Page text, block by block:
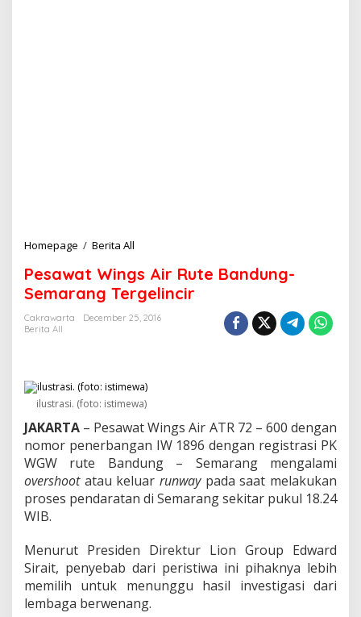
Homepage / Berita All
s
a
w
a
g
s
i
r
R
u
e
n
d
n
g
Pesawat Wings Air Rute Bandung-
Semarang Tergelincir
Cakrawarta
December 25, 2016
Berita All
ilustrasi. (foto: istimewa)
JAKARTA – Pesawat Wings Air ATR 72 – 600 dengan
nomor penerbangan IW 1896 dengan registrasi PK
WGW rute Bandung – Semarang mengalami
overshootatau keluar runwaypada saat melakukan
proses pendaratan di Semarang sekitar pukul 18.24
WIB.
Menurut Presiden Direktur Lion Group Edward
Sirait, penyebab dari peristiwa ini pihaknya lebih
memilih untuk menunggu hasil investigasi dari
lembaga berwenang.